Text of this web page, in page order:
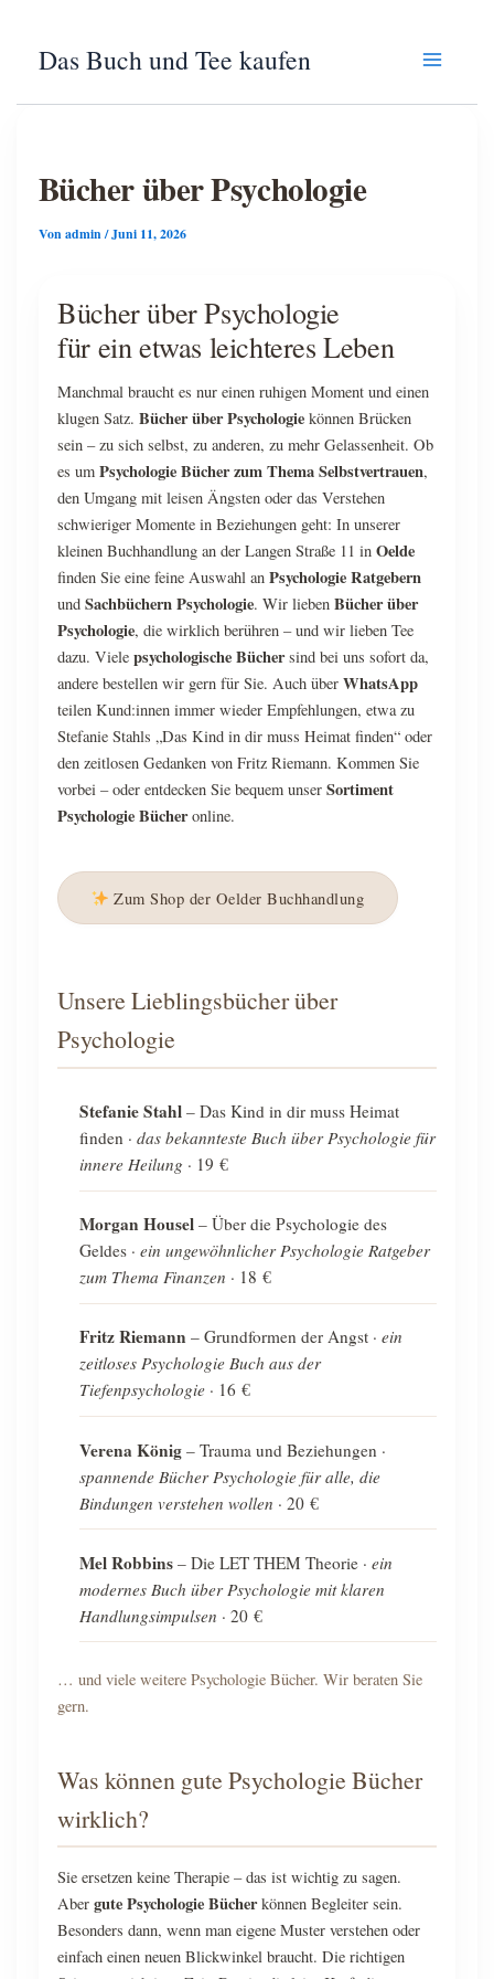
InhaltDas Buch und Tee kaufen
Bücher über Psychologie
Vonadmin/Juni 11, 2026
Bücher über Psychologie
für ein etwas leichteres Leben
Manchmal braucht es nur einen ruhigen Moment und einen
klugen Satz.Bücher über Psychologie können Brücken
sein – zu sich selbst, zu anderen, zu mehr Gelassenheit. Ob
es umPsychologie Bücher zum Thema Selbstvertrauen,
den Umgang mit leisen Ängsten oder das Verstehen
schwieriger Momente in Beziehungen geht: In unserer
kleinen Buchhandlung an der Langen Straße 11 inOelde
finden Sie eine feine Auswahl anPsychologie Ratgebern
undSachbüchern Psychologie. Wir liebenBücher über
Psychologie, die wirklich berühren – und wir lieben Tee
dazu. Vielepsychologische Büchersind bei uns sofort da,
andere bestellen wir gern für Sie. Auch überWhatsApp
teilen Kund:innen immer wieder Empfehlungen, etwa zu
Stefanie Stahls „Das Kind in dir muss Heimat finden“ oder
den zeitlosen Gedanken von Fritz Riemann. Kommen Sie
vorbei – oder entdecken Sie bequem unserSortiment
Psychologie Bücheronline.
Zum Shop der Oelder Buchhandlung
Unsere Lieblingsbücher über
Psychologie
Stefanie Stahl – Das Kind in dir muss Heimat
finden ·das bekannteste Buch über Psychologie für
innere Heilung · 19 €
Morgan Housel – Über die Psychologie des
Geldes ·ein ungewöhnlicher Psychologie Ratgeber
zum Thema Finanzen · 18 €
Fritz Riemann – Grundformen der Angst ·ein
zeitloses Psychologie Buch aus der
Tiefenpsychologie · 16 €
Verena König – Trauma und Beziehungen ·
spannende Bücher Psychologie für alle, die
Bindungen verstehen wollen · 20 €
Mel Robbins – Die LET THEM Theorie ·ein
modernes Buch über Psychologie mit klaren
Handlungsimpulsen · 20 €
… und viele weitere Psychologie Bücher. Wir beraten Sie
gern.
Was können gute Psychologie Bücher
wirklich?
Sie ersetzen keine Therapie – das ist wichtig zu sagen.
Abergute Psychologie Bücherkönnen Begleiter sein.
Besonders dann, wenn man eigene Muster verstehen oder
einfach einen neuen Blickwinkel braucht. Die richtigen